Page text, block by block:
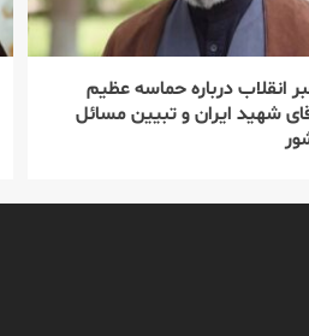
انقلاب درباره حماسه عظیم
شهید ایران و تبیین مسائل